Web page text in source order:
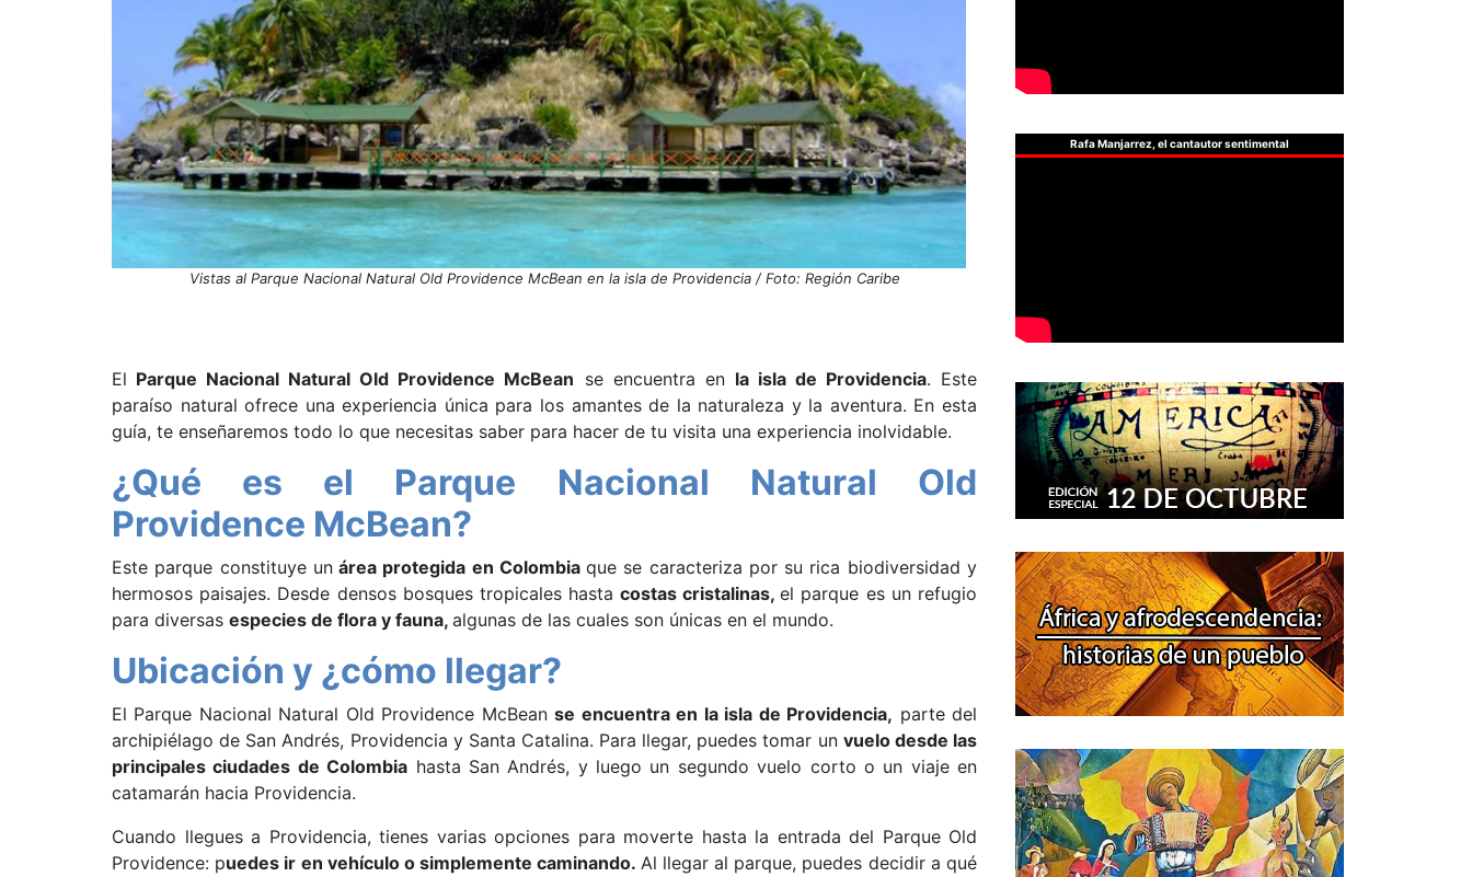
Vistas al Parque Nacional Natural Old Providence McBean en la isla de Providencia / Foto: Región Caribe
El Parque Nacional Natural Old Providence McBean se encuentra en la isla de Providencia. Este
paraíso natural ofrece una experiencia única para los amantes de la naturaleza y la aventura. En esta
guía, te enseñaremos todo lo que necesitas saber para hacer de tu visita una experiencia inolvidable.
¿Qué es el Parque Nacional Natural Old
Providence McBean?
Este parque constituye unárea protegida en Colombiaque se caracteriza por su rica biodiversidad y
hermosos paisajes. Desde densos bosques tropicales hasta costas cristalinas,el parque es un refugio
para diversas especies de flora y fauna, algunas de las cuales son únicas en el mundo.
Ubicación y ¿cómo llegar?
El Parque Nacional Natural Old Providence McBeanse encuentra en la isla de Providencia, parte del
archipiélago de San Andrés, Providencia y Santa Catalina. Para llegar, puedes tomar un vuelo desde las
principales ciudades de Colombia hasta San Andrés, y luego un segundo vuelo corto o un viaje en
catamarán hacia Providencia.
Cuando llegues a Providencia, tienes varias opciones para moverte hasta la entrada del Parque Old
Providence: puedes ir en vehículo o simplemente caminando. Al llegar al parque, puedes decidir a qué
Rafa Manjarrez, el cantautor sentimental